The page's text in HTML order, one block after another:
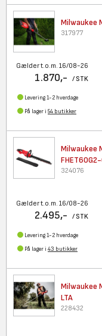
Milwaukee
317977
Gælder t.o.m. 16/08-26
1.870,- / STK
Levering 1-2 hverdage
På lager i 54 butikker
Milwaukee
324076
Gælder t.o.m. 16/08-26
2.495,- / STK
Levering 1-2 hverdage
På lager i 43 butikker
Milwaukee
LTA
228432